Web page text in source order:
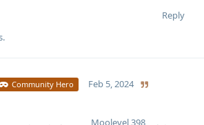
Reply
.
Community Hero
Moolevel398
Feb 5, 2024